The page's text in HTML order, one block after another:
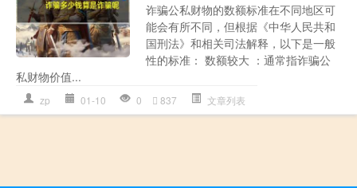
诈骗公私财物的数额标准在不同地区可
能会有所不同，但根据《中华人民共和
国刑法》和相关司法解释，以下是一般
性的标准： 数额较大 ：通常指诈骗公
私财物价值...
zp 01-10 0 837 文章列表